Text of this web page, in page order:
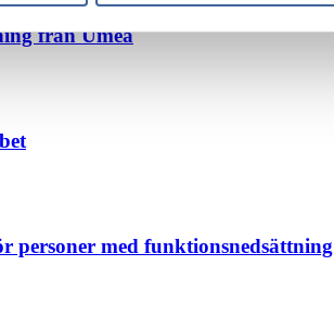
från Umeå
personer med funktionsnedsättning